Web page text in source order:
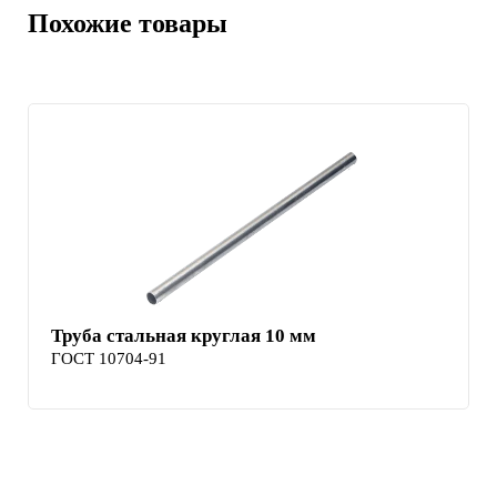
Похожие товары
Труба стальная круглая 10 мм
ГОСТ 10704-91